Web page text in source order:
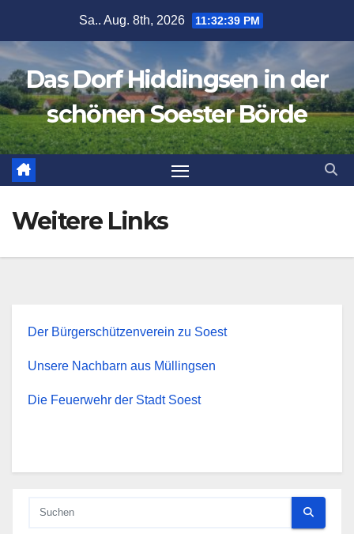
springen
Sa.. Aug. 8th, 2026 11:32:39 PM
Das Dorf Hiddingsen in der
schönen Soester Börde
Weitere Links
Der Bürgerschützenverein zu Soest
Unsere Nachbarn aus Müllingsen
Die Feuerwehr der Stadt Soest